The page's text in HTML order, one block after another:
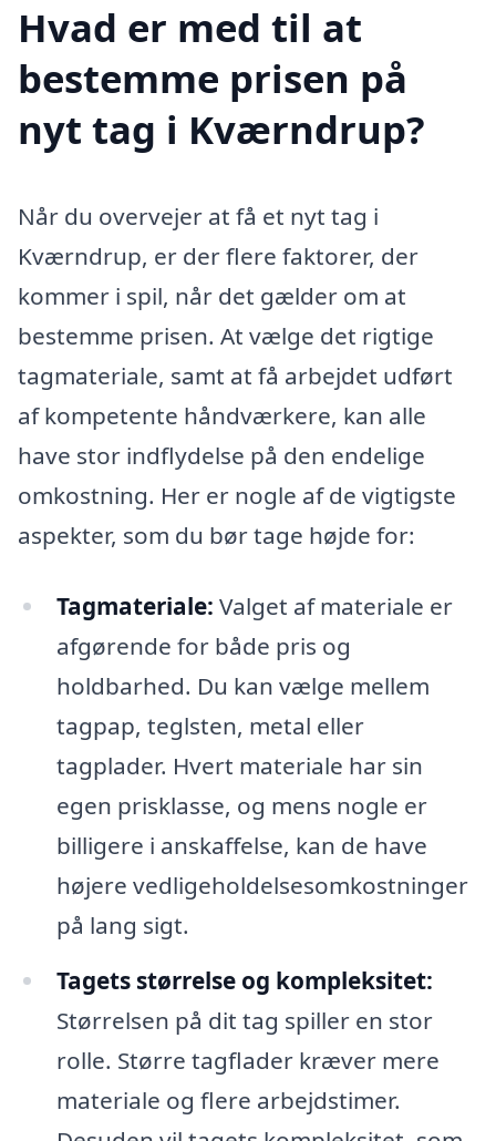
Hvad er med til at
bestemme prisen på
nyt tag i Kværndrup?
Når du overvejer at få et nyt tag i
Kværndrup, er der flere faktorer, der
kommer i spil, når det gælder om at
bestemme prisen. At vælge det rigtige
tagmateriale, samt at få arbejdet udført
af kompetente håndværkere, kan alle
have stor indflydelse på den endelige
omkostning. Her er nogle af de vigtigste
aspekter, som du bør tage højde for:
Tagmateriale: Valget af materiale er
afgørende for både pris og
holdbarhed. Du kan vælge mellem
tagpap, teglsten, metal eller
tagplader. Hvert materiale har sin
egen prisklasse, og mens nogle er
billigere i anskaffelse, kan de have
højere vedligeholdelsesomkostninger
på lang sigt.
Tagets størrelse og kompleksitet:
Størrelsen på dit tag spiller en stor
rolle. Større tagflader kræver mere
materiale og flere arbejdstimer.